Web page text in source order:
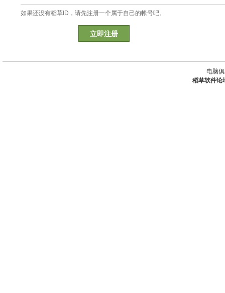
如果还没有稻草ID，请先注册一个属于自己的帐号吧。
立即注册
电脑
稻草软件论